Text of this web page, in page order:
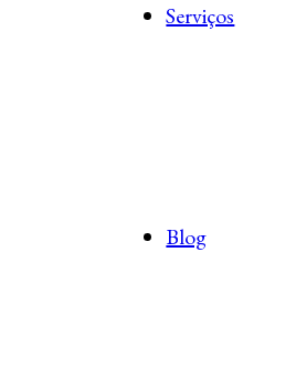
Serviços
Blog